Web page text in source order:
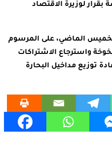
بقرار لوزيرة الاقتصاد
الماضي، على المرسوم
واسترجاع الاشتراكات
المتعلق بإعادة توزيع مداخيل البحارة